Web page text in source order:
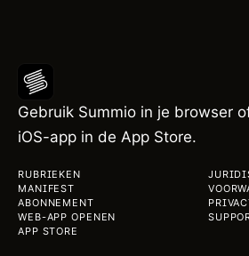
Gebruik Summio in je browser
iOS-app in de App Store.
RUBRIEKEN
MANIFEST
ABONNEMENT
WEB-APP OPENEN
APP STORE